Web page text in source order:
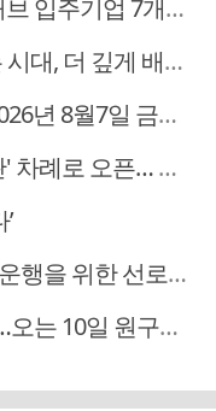
기업 7개사 모집
깊게 배우는 교육
8월7일 금요일
운동 정주여건 좋아진다
을 위한 선로관리
원구성 다시 돌입